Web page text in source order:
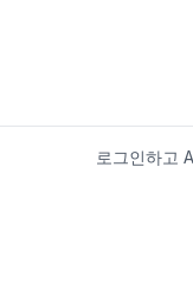
로그인하고